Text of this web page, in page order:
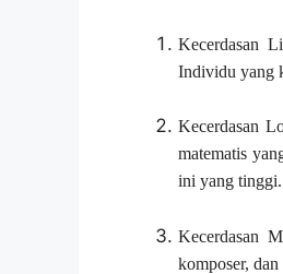
Kecerdasan
Individu yang
Kecerdasan
matematis
ini yang tinggi.
Kecerdasan
komposer,